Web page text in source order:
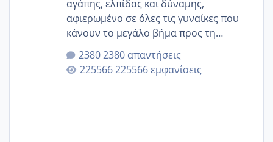
αγάπης, ελπίδας και δύναμης,
αφιερωμένο σε όλες τις γυναίκες που
κάνουν το μεγάλο βήμα προς τη
μητρότητα μέσω εξωσωματικής το 2025.
Εδώ θα μοιραστούμε αγωνίες, χαρές,
εμπειρίες και κάθε μικρή ή μεγάλη
2380 απαντήσεις
225566 εμφανίσεις